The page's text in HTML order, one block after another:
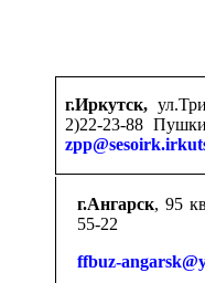
г.Иркутск,
2)22-23-88
г.Ангарск, 95
55-22
ffbuz-